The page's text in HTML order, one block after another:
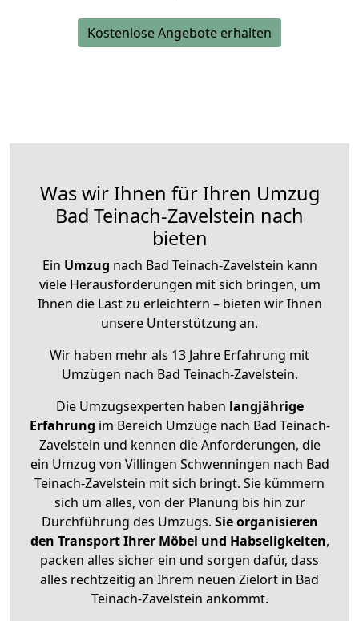
Kostenlose Angebote erhalten
Was wir Ihnen für Ihren Umzug
Bad Teinach-Zavelstein nach
bieten
Ein Umzug nach Bad Teinach-Zavelstein kann
viele Herausforderungen mit sich bringen, um
Ihnen die Last zu erleichtern – bieten wir Ihnen
unsere Unterstützung an.
Wir haben mehr als 13 Jahre Erfahrung mit
Umzügen nach Bad Teinach-Zavelstein.
Die Umzugsexperten haben langjährige
Erfahrung im Bereich Umzüge nach Bad Teinach-
Zavelstein und kennen die Anforderungen, die
ein Umzug von Villingen Schwenningen nach Bad
Teinach-Zavelstein mit sich bringt. Sie kümmern
sich um alles, von der Planung bis hin zur
Durchführung des Umzugs. Sie organisieren
den Transport Ihrer Möbel und Habseligkeiten,
packen alles sicher ein und sorgen dafür, dass
alles rechtzeitig an Ihrem neuen Zielort in Bad
Teinach-Zavelstein ankommt.